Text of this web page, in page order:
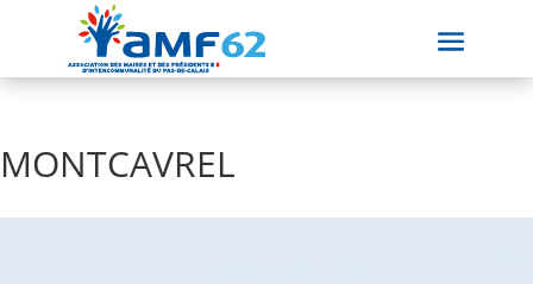
MONTCAVREL